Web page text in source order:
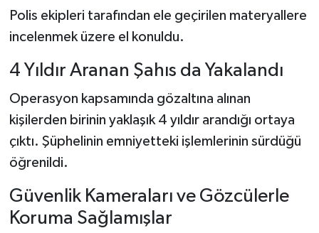
Polis ekipleri tarafından ele geçirilen materyallere
incelenmek üzere el konuldu.
4 Yıldır Aranan Şahıs da Yakalandı
Operasyon kapsamında gözaltına alınan
kişilerden birinin yaklaşık 4 yıldır arandığı ortaya
çıktı. Şüphelinin emniyetteki işlemlerinin sürdüğü
öğrenildi.
Güvenlik Kameraları ve Gözcülerle
Koruma Sağlamışlar